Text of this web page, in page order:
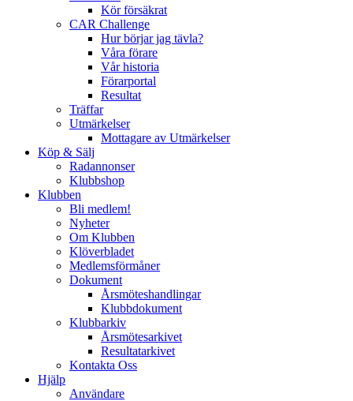
Kör försäkrat
CAR Challenge
Hur börjar jag tävla?
Våra förare
Vår historia
Förarportal
Resultat
Träffar
Utmärkelser
Mottagare av Utmärkelser
Köp & Sälj
Radannonser
Klubbshop
Klubben
Bli medlem!
Nyheter
Om Klubben
Klöverbladet
Medlemsförmåner
Dokument
Årsmöteshandlingar
Klubbdokument
Klubbarkiv
Årsmötesarkivet
Resultatarkivet
Kontakta Oss
Hjälp
Användare